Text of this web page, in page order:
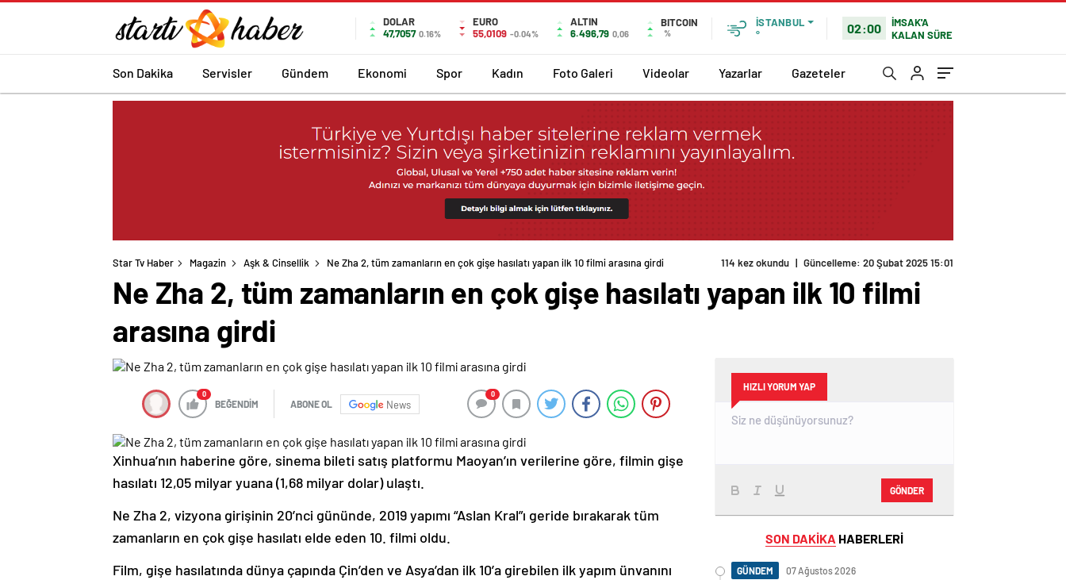
DOLAR
47,7057 0.16%
EURO
55,0109 -0.04%
ALTIN
6.496,79 0,06
BITCOIN
%
İSTANBUL
°
02:00
İMSAK'A
KALAN SÜRE
Son Dakika Servisler Gündem Ekonomi Spor Kadın Foto Galeri Videolar Yazarlar Gazeteler
Star Tv Haber Magazin Aşk & Cinsellik Ne Zha 2, tüm zamanların en çok gişe hasılatı yapan ilk 10 filmi arasına girdi 114 kez okundu | Güncelleme: 20 Şubat 2025 15:01
Ne Zha 2, tüm zamanların en çok gişe hasılatı yapan ilk 10 filmi
arasına girdi
0
BEĞENDİM ABONE OL News
0
Xinhua’nın haberine göre, sinema bileti satış platformu Maoyan’ın verilerine göre, filmin gişe
hasılatı 12,05 milyar yuana (1,68 milyar dolar) ulaştı.
Ne Zha 2, vizyona girişinin 20’nci gününde, 2019 yapımı “Aslan Kral”ı geride bırakarak tüm
zamanların en çok gişe hasılatı elde eden 10. filmi oldu.
Film, gişe hasılatında dünya çapında Çin’den ve Asya’dan ilk 10’a girebilen ilk yapım ünvanını
HIZLI YORUM YAP
GÖNDER
SON DAKİKA HABERLERİ
GÜNDEM 07 Ağustos 2026